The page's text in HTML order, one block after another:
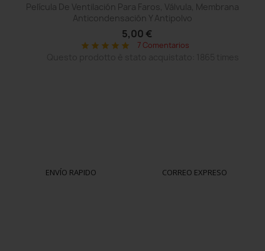
Película De Ventilación Para Faros, Válvula, Membrana
Anticondensación Y Antipolvo
5,00 €
star star star star star 7 Comentarios
ENVÍO RAPIDO CORREO EXPRESO